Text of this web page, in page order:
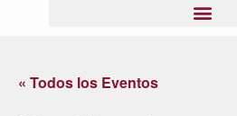
« Todos los Eventos